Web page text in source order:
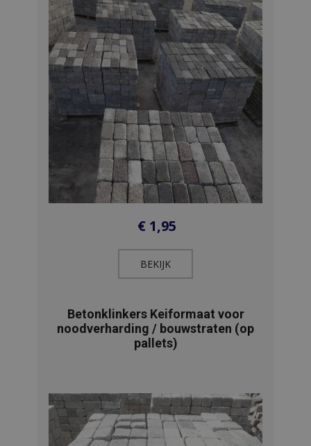
€ 1,95
BEKIJK​
Betonklinkers Keiformaat voor
noodverharding / bouwstraten (op
pallets)